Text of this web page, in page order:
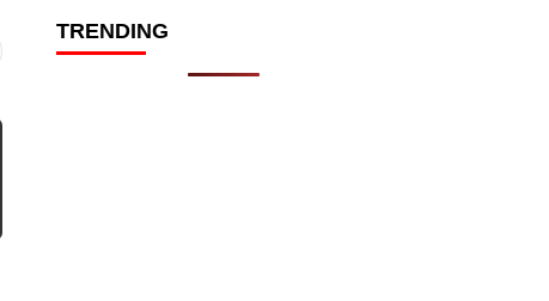
TRENDING